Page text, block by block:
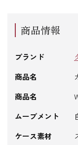
商品情報
ブランド
商品名
商品名
ムーブメント
ケース素材